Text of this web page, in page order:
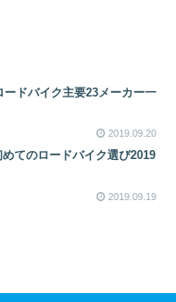
ードバイク主要23メーカー一
2019.09.20
てのロードバイク選び2019
2019.09.19